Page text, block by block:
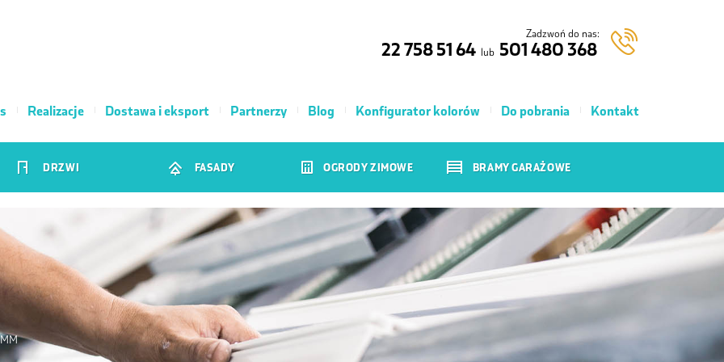
Zadzwoń do nas:
22 758 51 64 lub 501 480 368
Realizacje Dostawa i eksport Partnerzy Blog Konfigurator kolorów Do pobrania Kontakt
DRZWI FASADY OGRODY ZIMOWE BRAMY GARAŻOWE